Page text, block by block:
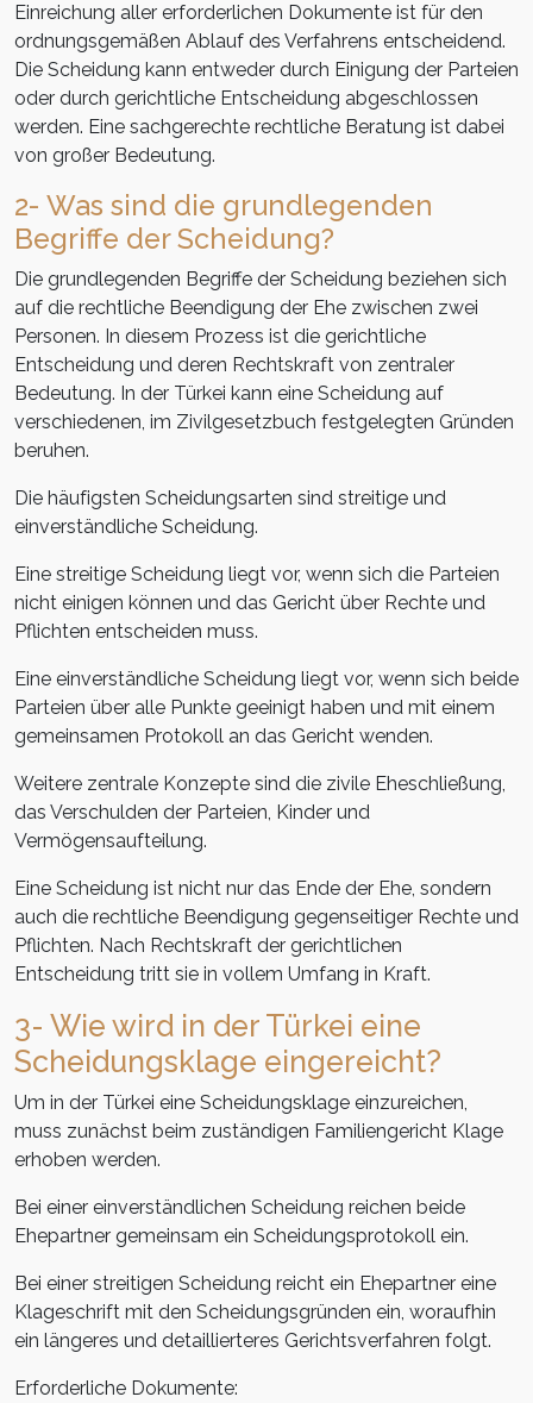
Einreichung aller erforderlichen Dokumente ist für den
ordnungsgemäßen Ablauf des Verfahrens entscheidend.
Die Scheidung kann entweder durch Einigung der Parteien
oder durch gerichtliche Entscheidung abgeschlossen
werden. Eine sachgerechte rechtliche Beratung ist dabei
von großer Bedeutung.
2- Was sind die grundlegenden
Begriffe der Scheidung?
Die grundlegenden Begriffe der Scheidung beziehen sich
auf die rechtliche Beendigung der Ehe zwischen zwei
Personen. In diesem Prozess ist die gerichtliche
Entscheidung und deren Rechtskraft von zentraler
Bedeutung. In der Türkei kann eine Scheidung auf
verschiedenen, im Zivilgesetzbuch festgelegten Gründen
beruhen.
Die häufigsten Scheidungsarten sind streitige und
einverständliche Scheidung.
Eine streitige Scheidung liegt vor, wenn sich die Parteien
nicht einigen können und das Gericht über Rechte und
Pflichten entscheiden muss.
Eine einverständliche Scheidung liegt vor, wenn sich beide
Parteien über alle Punkte geeinigt haben und mit einem
gemeinsamen Protokoll an das Gericht wenden.
Weitere zentrale Konzepte sind die zivile Eheschließung,
das Verschulden der Parteien, Kinder und
Vermögensaufteilung.
Eine Scheidung ist nicht nur das Ende der Ehe, sondern
auch die rechtliche Beendigung gegenseitiger Rechte und
Pflichten. Nach Rechtskraft der gerichtlichen
Entscheidung tritt sie in vollem Umfang in Kraft.
3- Wie wird in der Türkei eine
Scheidungsklage eingereicht?
Um in der Türkei eine Scheidungsklage einzureichen,
muss zunächst beim zuständigen Familiengericht Klage
erhoben werden.
Bei einer einverständlichen Scheidung reichen beide
Ehepartner gemeinsam ein Scheidungsprotokoll ein.
Bei einer streitigen Scheidung reicht ein Ehepartner eine
Klageschrift mit den Scheidungsgründen ein, woraufhin
ein längeres und detaillierteres Gerichtsverfahren folgt.
Erforderliche Dokumente: